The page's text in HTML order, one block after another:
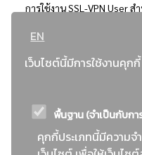
EN
เว็บไซต์นี้มีการใช้งานคุกกี้
พื้นฐาน (จำเป็นกับกา
คุกกี้ประเภทนี้มีความจ
การใช้งาน SSL-VPN User
..ยอดนิยม..
: วิธีเฉพาะเจาะจง
ข่าวสาร/ประกาศ